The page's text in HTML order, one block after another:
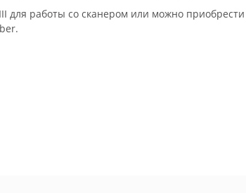
для работы со сканером или можно